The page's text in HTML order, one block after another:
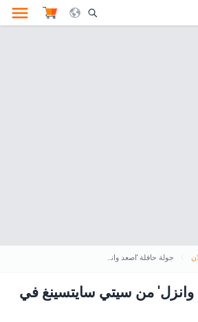
Search Opener Icon
جولة حافلة 'اصعد وانزل' من سيتي سايتسينغ في ميلانو
وانزل' من سيتي سايتسينغ في